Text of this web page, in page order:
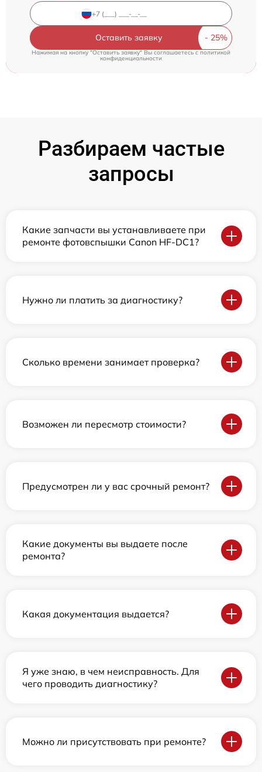
Оставить заявку
Нажимая на кнопку "Оставить заявку" Вы соглашаетесь cполитикой
конфиденциальности
Разбираем частые
запросы
Какие запчасти вы устанавливаете при
ремонте фотовспышки Canon HF-DC1?
Нужно ли платить за диагностику?
Сколько времени занимает проверка?
Возможен ли пересмотр стоимости?
Предусмотрен ли у вас срочный ремонт?
Какие документы вы выдаете после
ремонта?
Какая документация выдается?
Я уже знаю, в чем неисправность. Для
чего проводить диагностику?
Можно ли присутствовать при ремонте?